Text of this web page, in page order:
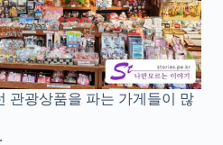
관광상품을 파는 가게들이 많